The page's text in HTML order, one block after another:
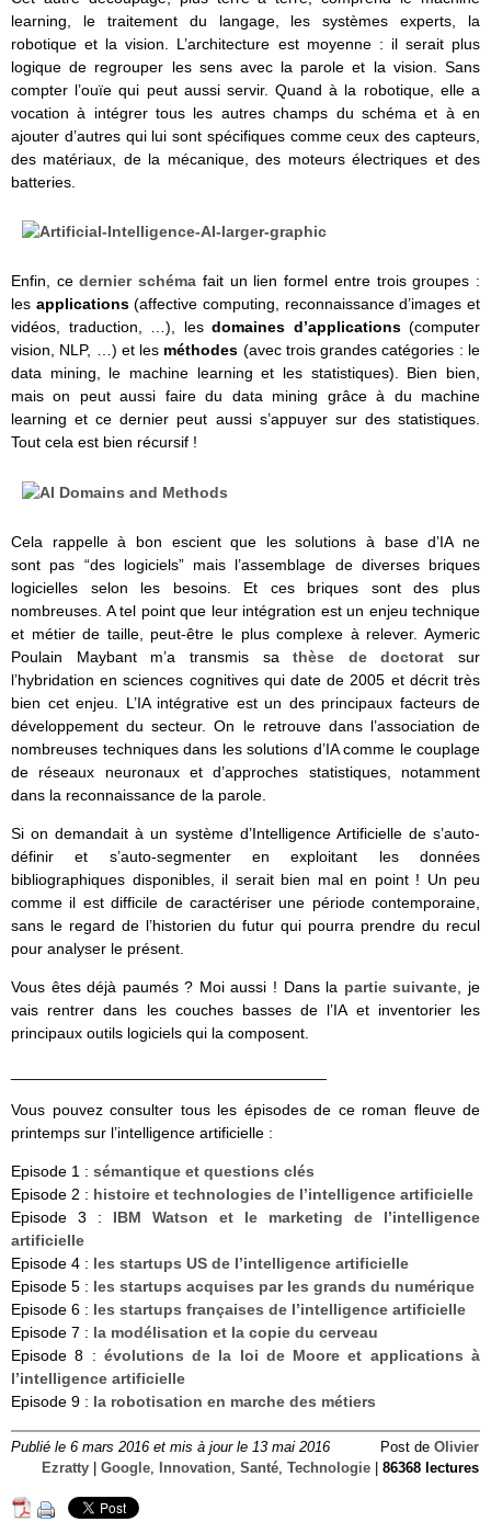
learning, le traitement du langage, les systèmes experts, la
robotique et la vision. L’architecture est moyenne : il serait plus
logique de regrouper les sens avec la parole et la vision. Sans
compter l’ouïe qui peut aussi servir. Quand à la robotique, elle a
vocation à intégrer tous les autres champs du schéma et à en
ajouter d’autres qui lui sont spécifiques comme ceux des capteurs,
des matériaux, de la mécanique, des moteurs électriques et des
batteries.
Enfin, cedernier schéma fait un lien formel entre trois groupes :
les applications(affective computing, reconnaissance d’images et
vidéos, traduction, …), les domaines d’applications (computer
vision, NLP, …) et les méthodes (avec trois grandes catégories : le
data mining, le machine learning et les statistiques). Bien bien,
mais on peut aussi faire du data mining grâce à du machine
learning et ce dernier peut aussi s’appuyer sur des statistiques.
Tout cela est bien récursif !
Cela rappelle à bon escient que les solutions à base d’IA ne
sont pas “des logiciels” mais l’assemblage de diverses briques
logicielles selon les besoins. Et ces briques sont des plus
nombreuses. A tel point que leur intégration est un enjeu technique
et métier de taille, peut-être le plus complexe à relever. Aymeric
Poulain Maybant m’a transmis sathèse de doctorat sur
l’hybridation en sciences cognitives qui date de 2005 et décrit très
bien cet enjeu. L’IA intégrative est un des principaux facteurs de
développement du secteur. On le retrouve dans l’association de
nombreuses techniques dans les solutions d’IA comme le couplage
de réseaux neuronaux et d’approches statistiques, notamment
dans la reconnaissance de la parole.
Si on demandait à un système d’Intelligence Artificielle de s’auto-
définir et s’auto-segmenter en exploitant les données
bibliographiques disponibles, il serait bien mal en point ! Un peu
comme il est difficile de caractériser une période contemporaine,
sans le regard de l’historien du futur qui pourra prendre du recul
pour analyser le présent.
Vous êtes déjà paumés ? Moi aussi ! Dans la partie suivante , je
vais rentrer dans les couches basses de l’IA et inventorier les
principaux outils logiciels qui la composent.
Vous pouvez consulter tous les épisodes de ce roman fleuve de
printemps sur l’intelligence artificielle :
Episode 1 : sémantique et questions clés
Episode 2 : histoire et technologies de l’intelligence artificielle
Episode 3 : IBM Watson et le marketing de l’intelligence
artificielle
Episode 4 : les startups US de l’intelligence artificielle
Episode 5 : les startups acquises par les grands du numérique
Episode 6 : les startups françaises de l’intelligence artificielle
Episode 7 : la modélisation et la copie du cerveau
Episode 8 : évolutions de la loi de Moore et applications à
l’intelligence artificielle
Episode 9 : la robotisation en marche des métiers
Publié le 6 mars 2016 et mis à jour le 13 mai 2016 Post de Olivier
Ezratty
Google, Innovation, Santé, Technologie 86368 lectures